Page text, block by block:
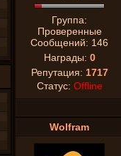
Группа:
Проверенные
Сообщений: 146
Награды: 0
Репутация: 1717
Статус: Offline
Wolfram